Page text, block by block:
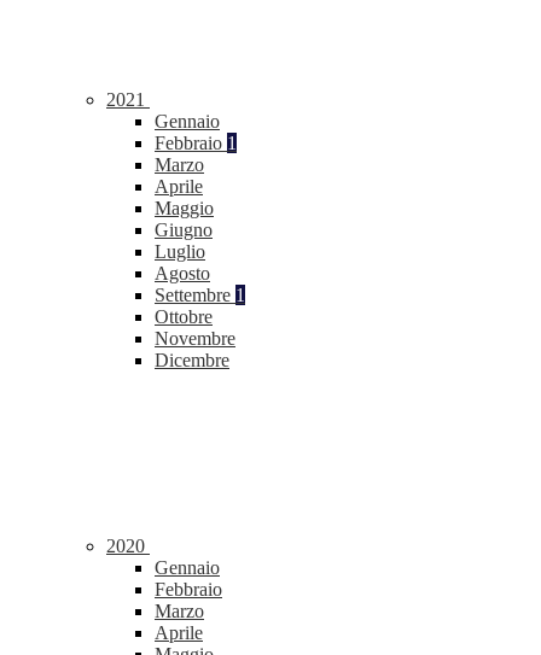
2021
Gennaio
Febbraio 1
Marzo
Aprile
Maggio
Giugno
Luglio
Agosto
Settembre 1
Ottobre
Novembre
Dicembre
2020
Gennaio
Febbraio
Marzo
Aprile